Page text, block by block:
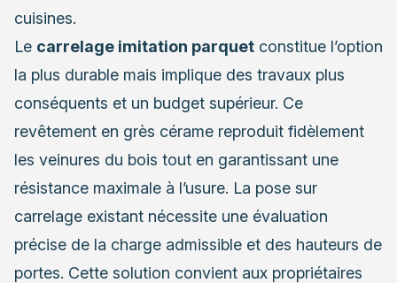
cuisines.
Le carrelage imitation parquet constitue l’option
la plus durable mais implique des travaux plus
conséquents et un budget supérieur. Ce
revêtement en grès cérame reproduit fidèlement
les veinures du bois tout en garantissant une
résistance maximale à l’usure. La pose sur
carrelage existant nécessite une évaluation
précise de la charge admissible et des hauteurs de
portes. Cette solution convient aux propriétaires